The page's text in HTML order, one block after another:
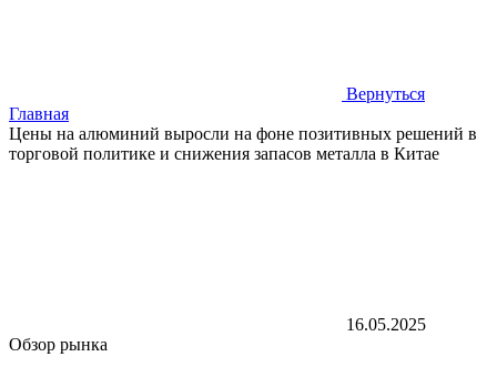
Вернуться
Главная
Цены на алюминий выросли на фоне позитивных решений в
торговой политике и снижения запасов металла в Китае
16.05.2025
Обзор рынка